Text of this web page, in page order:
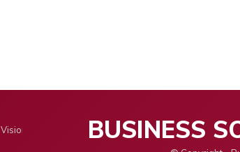
Visionary Entrepreneurs
Contact us
BUSINESS